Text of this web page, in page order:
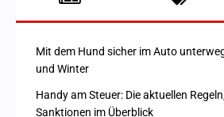
Mit dem Hund sicher im Auto
und Winter
Handy am Steuer: Die aktuellen
Sanktionen im Überblick